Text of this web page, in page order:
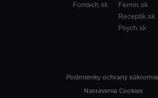
Fontech.sk
Femm.sk
Receptik.sk
Psych.sk
Podmienky ochrany súkromia
Nastavenia Cookies